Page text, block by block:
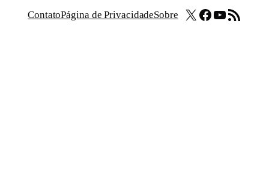
ContatoPágina de PrivacidadeSobre X Facebook
Youtube
Feed RSS